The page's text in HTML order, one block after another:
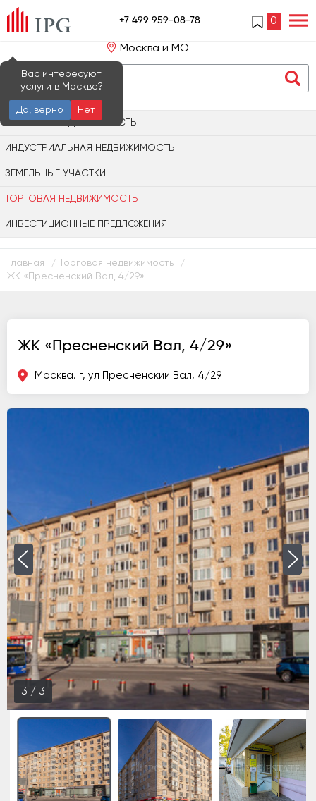
+7 499 959-08-78 0
Москва и МО
Вас интересуют
услуги в Москве?
Да, верно
Нет
ОФИСНАЯ НЕДВИЖИМОСТЬ
ИНДУСТРИАЛЬНАЯ НЕДВИЖИМОСТЬ
ЗЕМЕЛЬНЫЕ УЧАСТКИ
ТОРГОВАЯ НЕДВИЖИМОСТЬ
ИНВЕСТИЦИОННЫЕ ПРЕДЛОЖЕНИЯ
Главная / Торговая недвижимость /
ЖК «Пресненский Вал, 4/29»
ЖК «Пресненский Вал, 4/29»
Москва. г, ул Пресненский Вал, 4/29
3 / 3